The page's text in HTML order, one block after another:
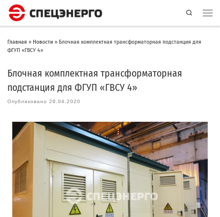
Search
Главная » Новости » Блочная комплектная трансформаторная подстанция для
ФГУП «ГВСУ 4»
Блочная комплектная трансформаторная
подстанция для ФГУП «ГВСУ 4»
Опубликовано 28.04.2020